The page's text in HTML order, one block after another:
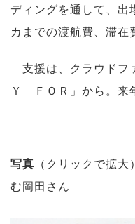
ディングを通して、出
カまでの渡航費、滞在
支援は、クラウドフ
Ｙ ＦＯＲ」から。来
写真 （クリックで拡
む岡田さん